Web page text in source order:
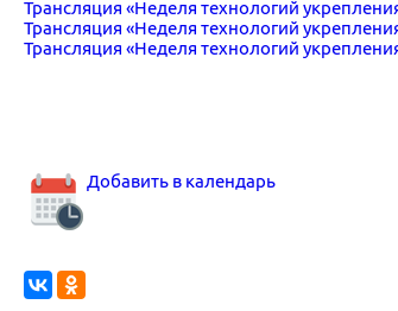
Трансляция «Неделя технологий
Трансляция «Неделя технологий
Трансляция «Неделя технологий
Добавить в календарь